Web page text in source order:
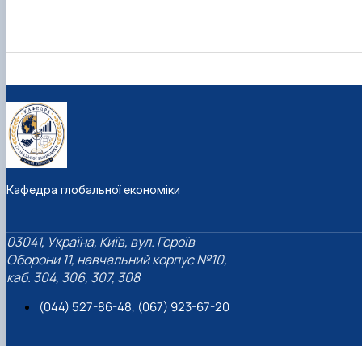
Кафедра глобальної економіки
03041, Україна, Київ, вул. Героїв
Оборони 11, навчальний корпус №10,
каб. 304, 306, 307, 308
(044) 527-86-48, (067) 923-67-20